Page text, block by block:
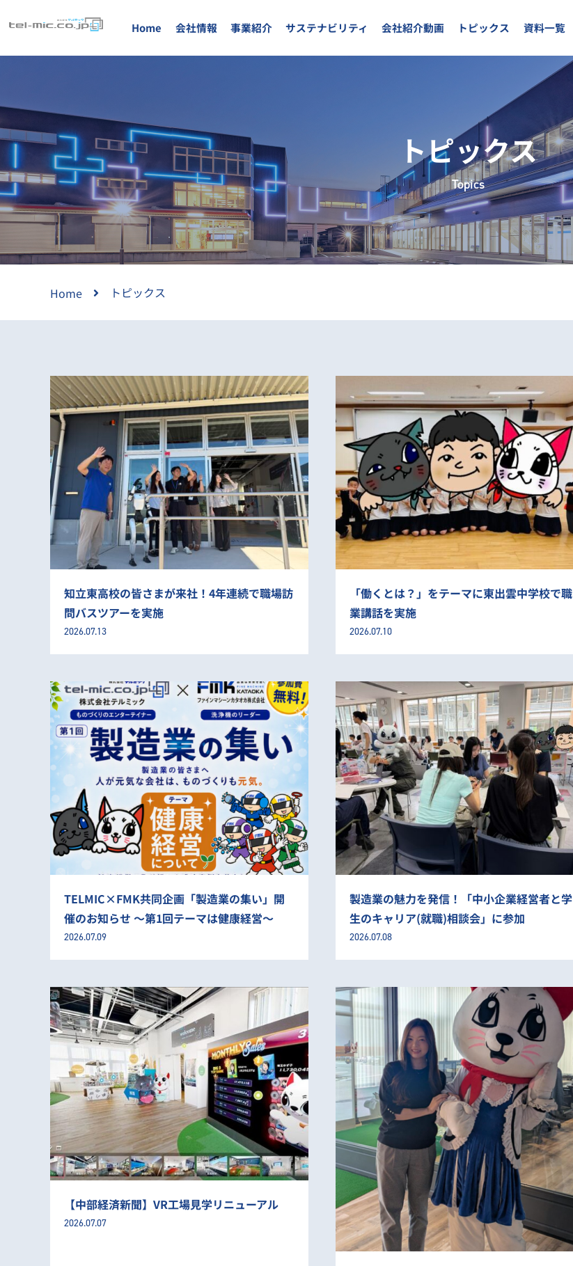
Home 会社情報 事業紹介 サステナビリティ 会社紹介動画 トピックス 資料一覧
トピックス
Topics
Home トピックス
知立東高校の皆さまが来社！4年連続で職場訪
問バスツアーを実施
2026.07.13
「働くとは？」をテーマに東出雲中学校で職
業講話を実施
2026.07.10
TELMIC×FMK共同企画「製造業の集い」開
催のお知らせ ～第1回テーマは健康経営～
2026.07.09
製造業の魅力を発信！「中小企業経営者と学
生のキャリア(就職)相談会」に参加
2026.07.08
【中部経済新聞】VR工場見学リニューアル
2026.07.07